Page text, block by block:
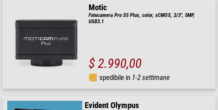
Motic
Fotocamera Pro S5 Plus, color, sCMOS, 2/3", 5MP,
USB3.1
$ 2.990,00
spedibile in 1-2 settimane
Evident Olympus